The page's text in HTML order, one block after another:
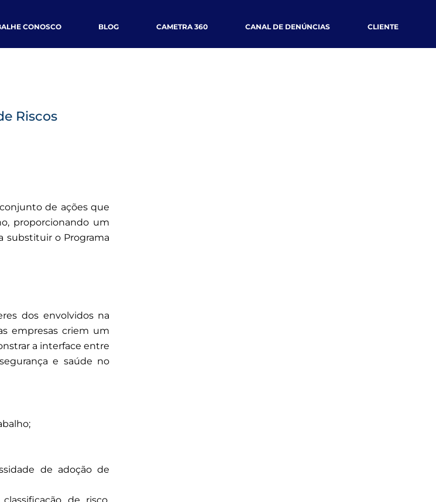
CONOSCO BLOG CAMETRA 360 CANAL DE DENÚNCIAS CLIENTE
Riscos
de ações que
proporcionando um
substituir o Programa
dos envolvidos na
empresas criem um
a interface entre
e saúde no
de adoção de